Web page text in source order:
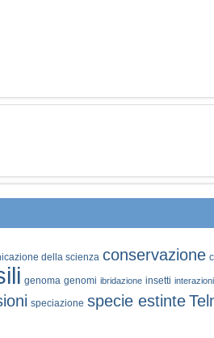
della scienza conservazione
genoma genomi ibridazione insetti
speciazione specie estinte